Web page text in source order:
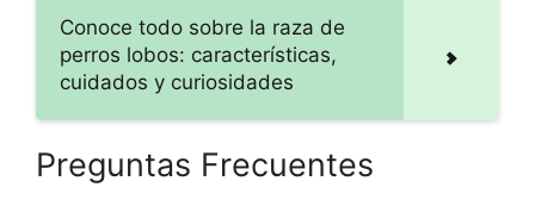
Conoce todo sobre la raza de
perros lobos: características,
cuidados y curiosidades
Preguntas Frecuentes